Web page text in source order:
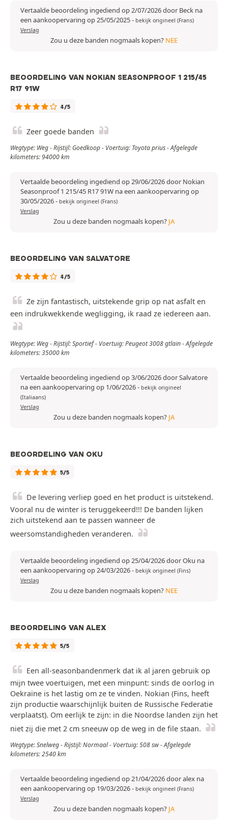
Vertaalde beoordeling ingediend op 2/07/2026 door Beck na
een aankoopervaring op 25/05/2025- bekijk origineel (Frans)
Verslag
Zou u deze banden nogmaals kopen? NEE
BEOORDELING VAN NOKIAN SEASONPROOF 1 215/45
R17 91W
4/5
Zeer goede banden
Wegtype: Weg - Rijstijl: Goedkoop - Voertuig: Toyota prius - Afgelegde
kilometers: 94000 km
Vertaalde beoordeling ingediend op 29/06/2026 door Nokian
Seasonproof 1 215/45 R17 91W na een aankoopervaring op
30/05/2026- bekijk origineel (Frans)
Verslag
Zou u deze banden nogmaals kopen? JA
BEOORDELING VAN SALVATORE
4/5
Ze zijn fantastisch, uitstekende grip op nat asfalt en
een indrukwekkende wegligging, ik raad ze iedereen aan.
Wegtype: Weg - Rijstijl: Sportief - Voertuig: Peugeot 3008 gtlain - Afgelegde
kilometers: 35000 km
Vertaalde beoordeling ingediend op 3/06/2026 door Salvatore
na een aankoopervaring op 1/06/2026- bekijk origineel
(Italiaans)
Verslag
Zou u deze banden nogmaals kopen? JA
BEOORDELING VAN OKU
5/5
De levering verliep goed en het product is uitstekend.
Vooral nu de winter is teruggekeerd!!! De banden lijken
zich uitstekend aan te passen wanneer de
weersomstandigheden veranderen.
Vertaalde beoordeling ingediend op 25/04/2026 door Oku na
een aankoopervaring op 24/03/2026- bekijk origineel (Fins)
Verslag
Zou u deze banden nogmaals kopen? NEE
BEOORDELING VAN ALEX
5/5
Een all-seasonbandenmerk dat ik al jaren gebruik op
mijn twee voertuigen, met een minpunt: sinds de oorlog in
Oekraïne is het lastig om ze te vinden. Nokian (Fins, heeft
zijn productie waarschijnlijk buiten de Russische Federatie
verplaatst). Om eerlijk te zijn: in die Noordse landen zijn het
niet zij die met 2 cm sneeuw op de weg in de file staan.
Wegtype: Snelweg - Rijstijl: Normaal - Voertuig: 508 sw - Afgelegde
kilometers: 2540 km
Vertaalde beoordeling ingediend op 21/04/2026 door alex na
een aankoopervaring op 19/03/2026- bekijk origineel (Frans)
Verslag
Zou u deze banden nogmaals kopen? JA